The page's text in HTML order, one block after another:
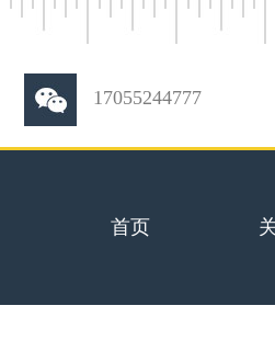
17055244777
首页